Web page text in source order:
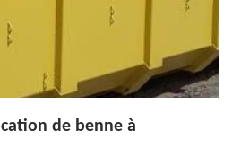
de benne à